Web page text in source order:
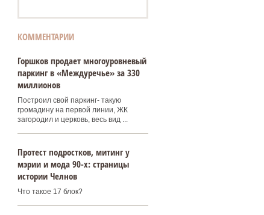
КОММЕНТАРИИ
Горшков продает многоуровневый
паркинг в «Междуречье» за 330
миллионов
Построил свой паркинг- такую
громадину на первой линии, ЖК
загородил и церковь, весь вид ...
Протест подростков, митинг у
мэрии и мода 90-х: страницы
истории Челнов
Что такое 17 блок?